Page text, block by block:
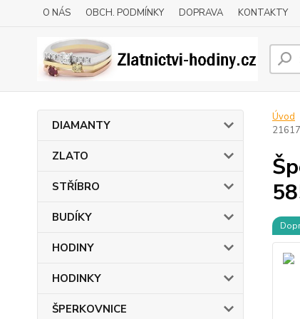
O NÁS OBCH. PODMÍNKY DOPRAVA KONTAKTY
DIAMANTY
ZLATO
STŘÍBRO
BUDÍKY
HODINY
HODINKY
ŠPERKOVNICE
Úvod